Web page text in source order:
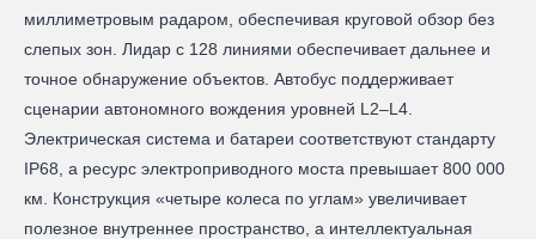
миллиметровым радаром, обеспечивая круговой обзор без
слепых зон. Лидар с 128 линиями обеспечивает дальнее и
точное обнаружение объектов. Автобус поддерживает
сценарии автономного вождения уровней L2–L4.
Электрическая система и батареи соответствуют стандарту
IP68, а ресурс электроприводного моста превышает 800 000
км. Конструкция «четыре колеса по углам» увеличивает
полезное внутреннее пространство, а интеллектуальная